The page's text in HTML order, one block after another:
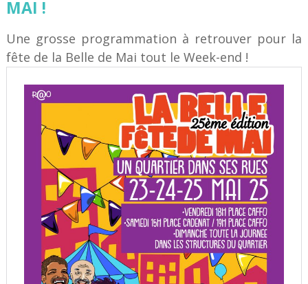
MAI !
Une grosse programmation à retrouver pour la
fête de la Belle de Mai tout le Week-end !